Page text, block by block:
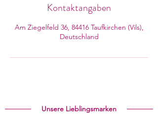
Kontaktangaben
Am Ziegelfeld 36, 84416 Taufkirchen (Vils),
Deutschland
Unsere Lieblingsmarken